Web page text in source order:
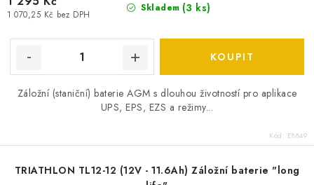
Skladem (3 ks)
1 070,25 Kč bez DPH
Záložní (staniční) baterie AGM s dlouhou životností pro aplikace
UPS, EPS, EZS a režimy...
Kód: E8849
TRIATHLON TL12-12 (12V - 11.6Ah) Záložní baterie "long